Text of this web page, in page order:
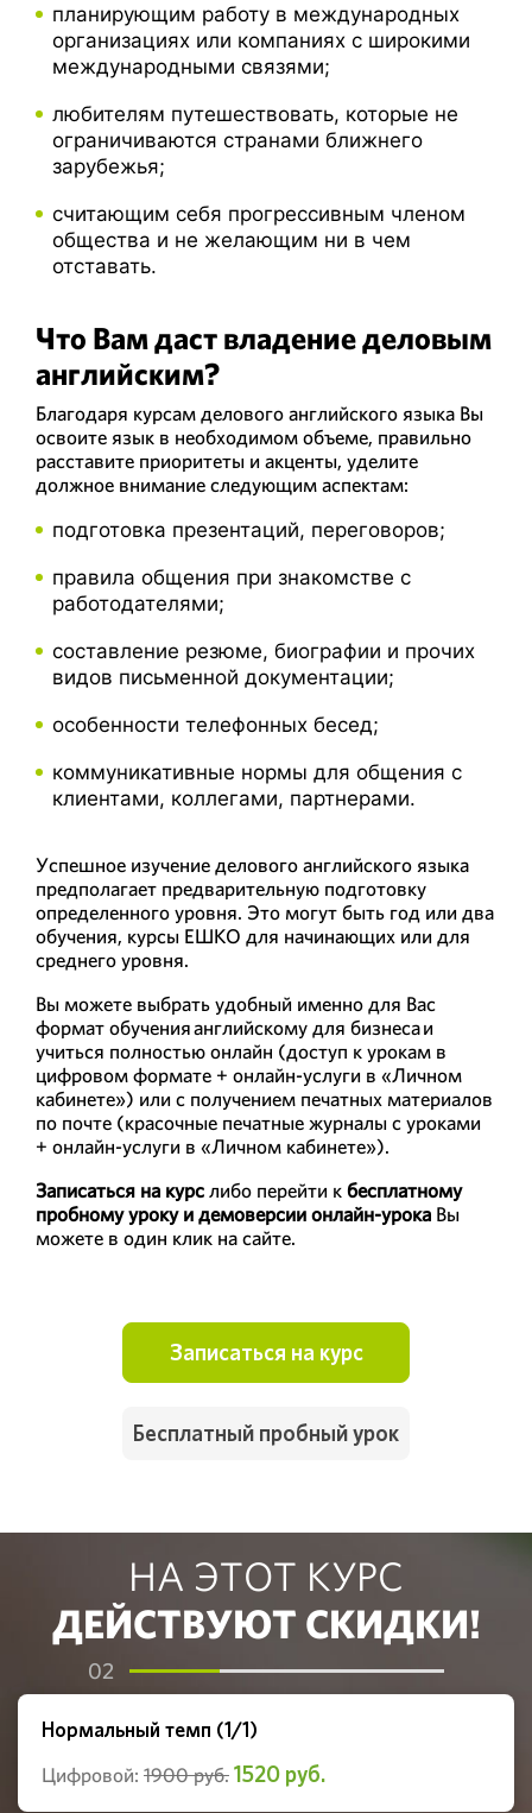
планирующим работу в международных
организациях или компаниях с широкими
международными связями;
любителям путешествовать, которые не
ограничиваются странами ближнего
зарубежья;
считающим себя прогрессивным членом
общества и не желающим ни в чем
отставать.
Что Вам даст владение деловым
английским?
Благодаря курсам делового английского языка Вы
освоите язык в необходимом объеме, правильно
расставите приоритеты и акценты, уделите
должное внимание следующим аспектам:
подготовка презентаций, переговоров;
правила общения при знакомстве с
работодателями;
составление резюме, биографии и прочих
видов письменной документации;
особенности телефонных бесед;
коммуникативные нормы для общения с
клиентами, коллегами, партнерами.
Успешное изучение делового английского языка
предполагает предварительную подготовку
определенного уровня. Это могут быть год или два
обучения, курсы ЕШКО для начинающих или для
среднего уровня.
Вы можете выбрать удобный именно для Вас
формат обучения английскому для бизнеса и
учиться полностью онлайн (доступ к урокам в
цифровом формате + онлайн-услуги в «Личном
кабинете») или с получением печатных материалов
по почте (красочные печатные журналы с уроками
+ онлайн-услуги в «Личном кабинете»).
Записаться на курслибо перейти кбесплатному
пробному уроку и демоверсии онлайн-урока Вы
можете в один клик на сайте.
Записаться на курс
Бесплатный пробный урок
НА ЭТОТ КУРС
ДЕЙСТВУЮТ СКИДКИ!
02
Нормальный темп (1/1)
Цифровой: 1900 руб.1520 руб.